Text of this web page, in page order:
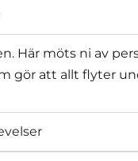
Här möts ni av
gör att allt flyter